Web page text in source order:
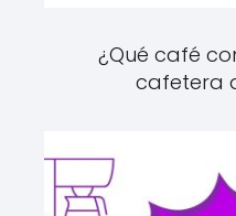
¿Qué café
cafetera